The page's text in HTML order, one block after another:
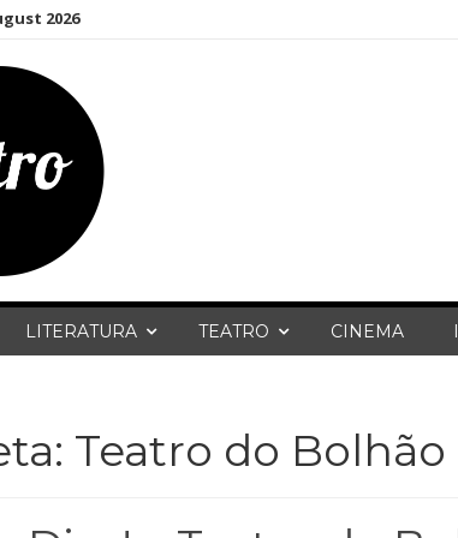
2026
LITERATURA TEATRO CINEMA
Teatro do Bolhão